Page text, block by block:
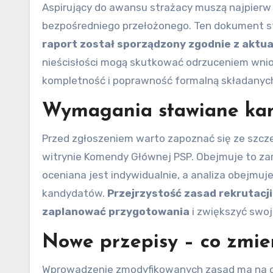
Aspirujący do awansu strażacy muszą
bezpośredniego przełożonego. Ten
raport został sporządzony zgodnie z
nieścisłości mogą skutkować odrzuceniem
kompletność i poprawność formalną
Wymagania stawiane
Przed zgłoszeniem warto zapoznać się ze
witrynie Komendy Głównej PSP. Obejmuje to
oceniana jest indywidualnie, a analiza
kandydatów. Przejrzystość zasad
zaplanować przygotowania i zwiększyć
Nowe przepisy – co
Wprowadzenie zmodyfikowanych zasad ma